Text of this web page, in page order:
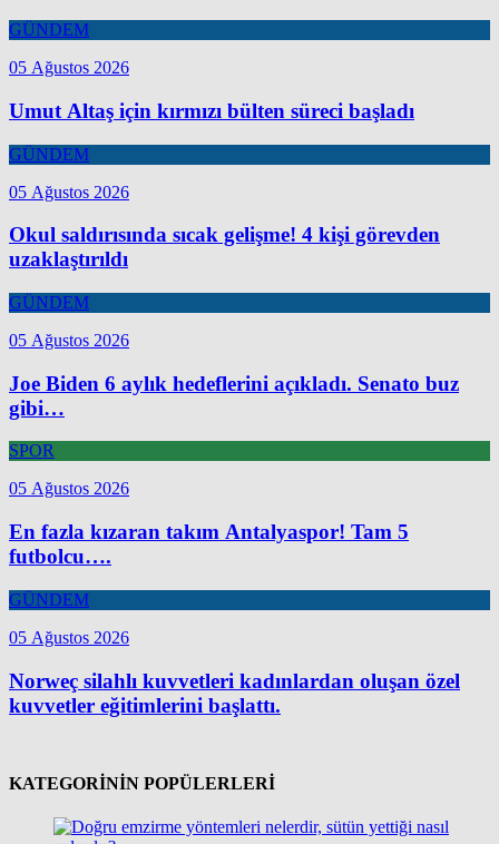
GÜNDEM
05 Ağustos 2026
Umut Altaş için kırmızı bülten süreci başladı
GÜNDEM
05 Ağustos 2026
Okul saldırısında sıcak gelişme! 4 kişi görevden
uzaklaştırıldı
GÜNDEM
05 Ağustos 2026
Joe Biden 6 aylık hedeflerini açıkladı. Senato buz
gibi…
SPOR
05 Ağustos 2026
En fazla kızaran takım Antalyaspor! Tam 5
futbolcu….
GÜNDEM
05 Ağustos 2026
Norweç silahlı kuvvetleri kadınlardan oluşan özel
kuvvetler eğitimlerini başlattı.
KATEGORİNİN POPÜLERLERİ